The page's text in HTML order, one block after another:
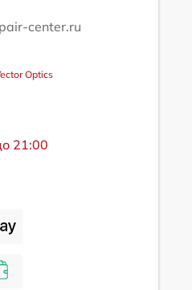
center.ru
Optics
21:00